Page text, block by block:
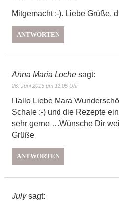
Mitgemacht :-). Liebe Grüße,
ANTWORTEN
Anna Maria Loche sagt:
26. Juni 2013 um 12:05 Uhr
Hallo Liebe Mara
Schale :-) und die Rezepte
sehr gerne …Wünsche Dir
Grüße
ANTWORTEN
July sagt: